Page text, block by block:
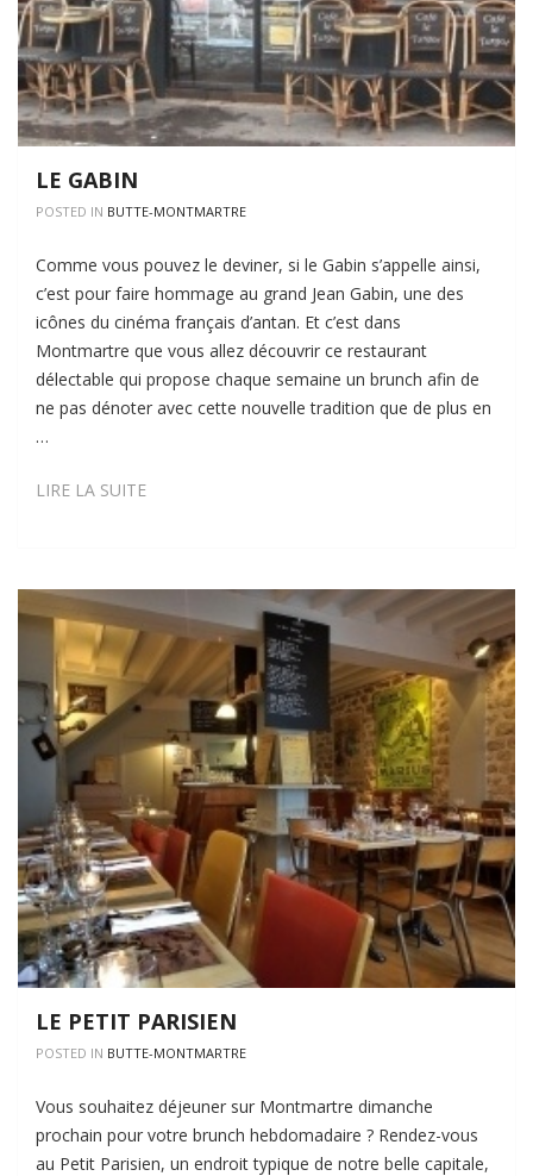
LE GABIN
POSTED IN BUTTE-MONTMARTRE
Comme vous pouvez le deviner, si le Gabin s’appelle ainsi,
c’est pour faire hommage au grand Jean Gabin, une des
icônes du cinéma français d’antan. Et c’est dans
Montmartre que vous allez découvrir ce restaurant
délectable qui propose chaque semaine un brunch afin de
ne pas dénoter avec cette nouvelle tradition que de plus en
…
LIRE LA SUITELE
LE PETIT PARISIEN
POSTED IN BUTTE-MONTMARTRE
Vous souhaitez déjeuner sur Montmartre dimanche
prochain pour votre brunch hebdomadaire ? Rendez-vous
au Petit Parisien, un endroit typique de notre belle capitale,